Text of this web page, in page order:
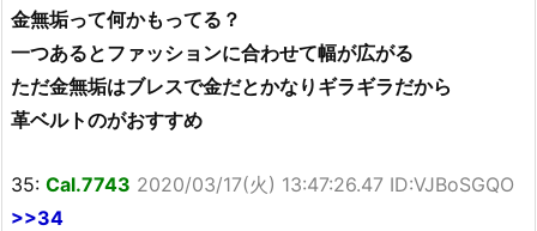
金無垢って何かもってる？
一つあるとファッションに合わせて幅が広がる
ただ金無垢はブレスで金だとかなりギラギラだから
革ベルトのがおすすめ
35: Cal.7743 2020/03/17(火) 13:47:26.47 ID:VJBoSGQO
>>34